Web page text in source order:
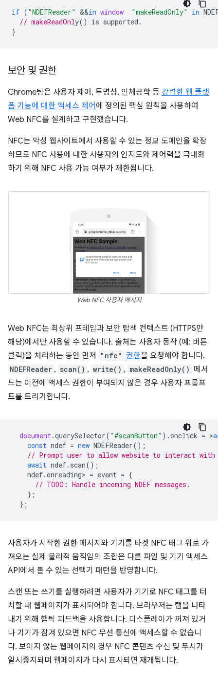
if ( "NDEFReader" &&in window "makeReadOnly" in
// makeReadOnl
}
보안 및 권한
Chrome팀은 사용자 제어, 투명성, 인체공학 등 강력한 웹 플랫
폼 기능에 대한 액세스 제어 에 정의된 핵심 원칙을 사용하여
Web NFC를 설계하고 구현했습니다.
NFC는 악성 웹사이트에서 사용할 수 있는 정보 도메인을 확장
하므로 NFC 사용에 대한 사용자의 인지도와 제어력을 극대화
하기 위해 NFC 사용 가능 여부가 제한됩니다.
Web NFC 사용자 메시지
Web NFC는 최상위 프레임과 보안 탐색 컨텍스트 (HTTPS만
해당)에서만 사용할 수 있습니다. 출처는 사용자 동작 (예: 버튼
클릭)을 처리하는 동안 먼저
"nfc" 권한을 요청해야 합니다.
NDEFReader , scan() , write() , makeReadOnly() 메서
드는 이전에 액세스 권한이 부여되지 않은 경우 사용자 프롬프
트를 트리거합니다.
document.querySelector( "#scanButton" ).onclick = >
const ndef = new NDEFReader();
// Prompt user to allow website to interact with
await ndef. scan();
ndef.onreading> = event = {
// TODO: Handle incoming NDEF messages.
};
};
사용자가 시작한 권한 메시지와 기기를 타겟 NFC 태그 위로 가
져오는 실제 물리적 움직임의 조합은 다른 파일 및 기기 액세스
API에서 볼 수 있는 선택기 패턴을 반영합니다.
스캔 또는 쓰기를 실행하려면 사용자가 기기로 NFC 태그를 터
치할 때 웹페이지가 표시되어야 합니다. 브라우저는 탭을 나타
내기 위해 햅틱 피드백을 사용합니다. 디스플레이가 꺼져 있거
나 기기가 잠겨 있으면 NFC 무선 통신에 액세스할 수 없습니
다. 보이지 않는 웹페이지의 경우 NFC 콘텐츠 수신 및 푸시가
일시중지되며 웹페이지가 다시 표시되면 재개됩니다.